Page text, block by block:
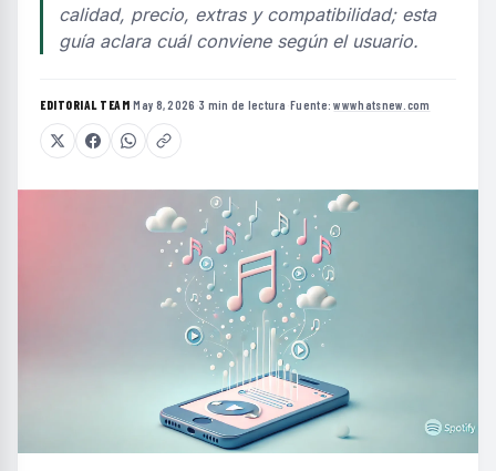
calidad, precio, extras y compatibilidad; esta
guía aclara cuál conviene según el usuario.
EDITORIAL TEAM·May 8, 2026 ·3 min de lectura ·Fuente:wwwhatsnew.com